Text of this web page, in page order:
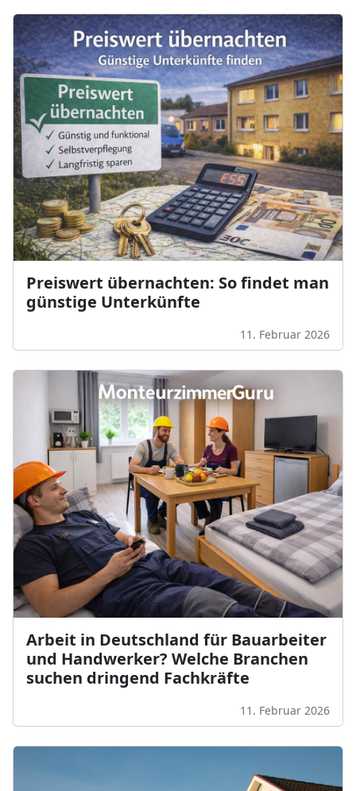
Preiswert übernachten: So findet man
günstige Unterkünfte
11. Februar 2026
Arbeit in Deutschland für Bauarbeiter
und Handwerker? Welche Branchen
suchen dringend Fachkräfte
11. Februar 2026